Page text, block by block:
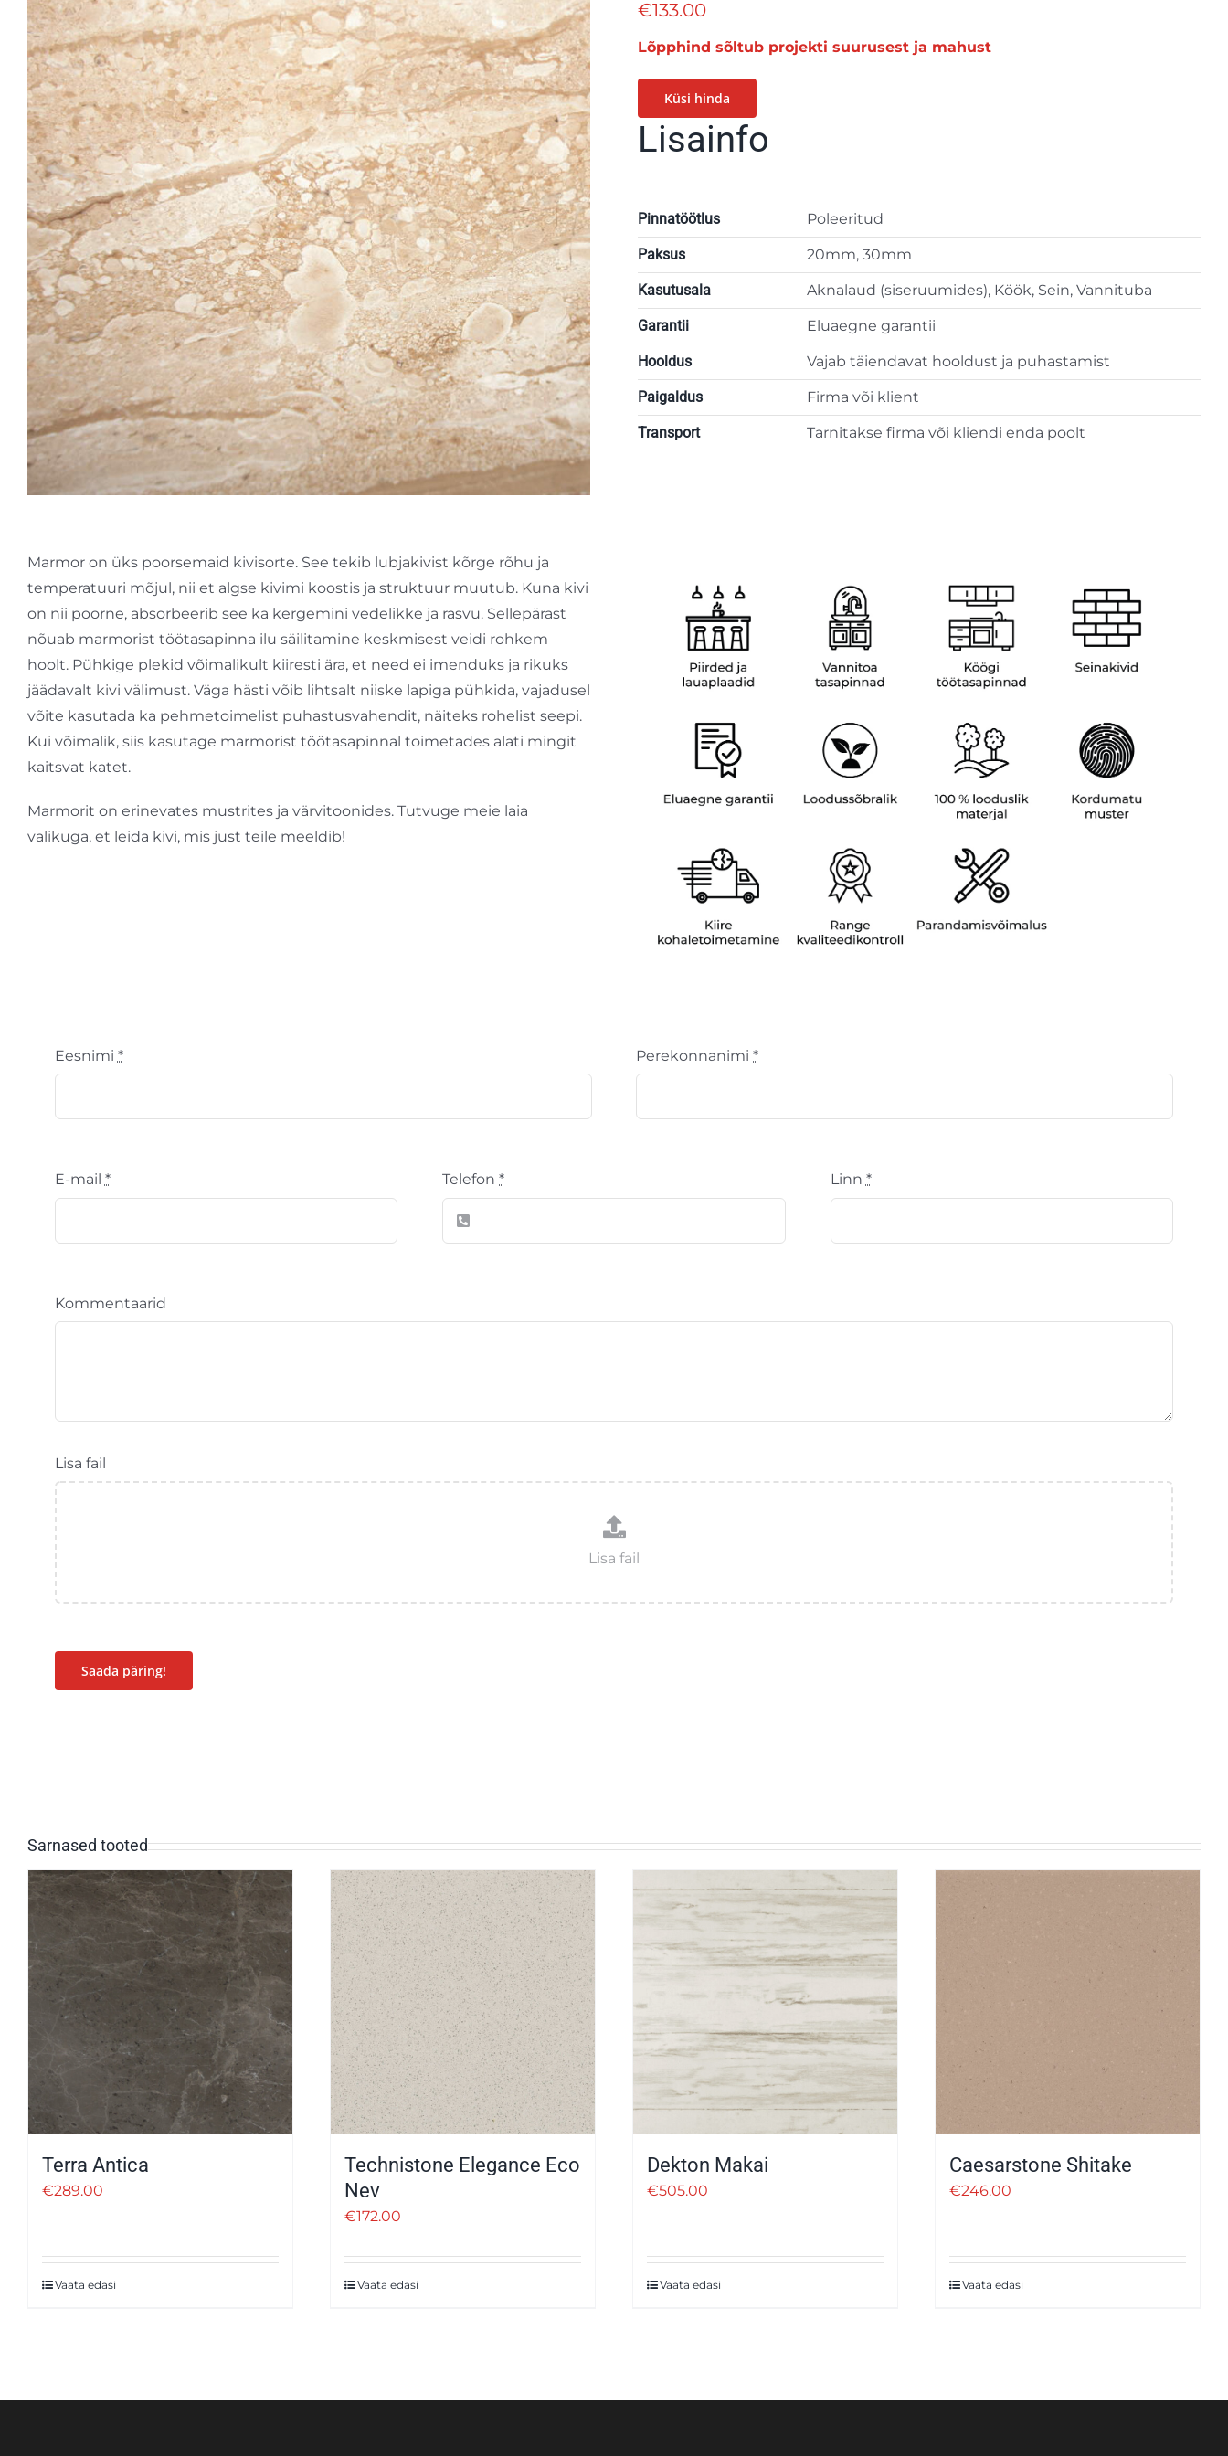
€133.00
Lõpphind sõltub projekti suurusest ja mahust
Küsi hinda
Lisainfo
Pinnatöötlus Poleeritud
Paksus 20mm, 30mm
Kasutusala Aknalaud (siseruumides), Köök, Sein, Vannituba
Garantii Eluaegne garantii
Hooldus Vajab täiendavat hooldust ja puhastamist
Paigaldus Firma või klient
Transport Tarnitakse firma või kliendi enda poolt
Marmor on üks poorsemaid kivisorte. See tekib lubjakivist kõrge rõhu ja
temperatuuri mõjul, nii et algse kivimi koostis ja struktuur muutub. Kuna kivi
on nii poorne, absorbeerib see ka kergemini vedelikke ja rasvu. Sellepärast
nõuab marmorist töötasapinna ilu säilitamine keskmisest veidi rohkem
hoolt. Pühkige plekid võimalikult kiiresti ära, et need ei imenduks ja rikuks
jäädavalt kivi välimust. Väga hästi võib lihtsalt niiske lapiga pühkida, vajadusel
võite kasutada ka pehmetoimelist puhastusvahendit, näiteks rohelist seepi.
Kui võimalik, siis kasutage marmorist töötasapinnal toimetades alati mingit
kaitsvat katet.
Marmorit on erinevates mustrites ja värvitoonides. Tutvuge meie laia
valikuga, et leida kivi, mis just teile meeldib!
Eesnimi * Perekonnanimi*
E-mail * Telefon* Linn *
Kommentaarid
Lisa fail
Saada päring!
Sarnased tooted
Terra Antica
€289.00
Vaata edasi
Technistone Elegance Eco
Nev
€172.00
Vaata edasi
Dekton Makai
€505.00
Vaata edasi
Caesarstone Shitake
€246.00
Vaata edasi